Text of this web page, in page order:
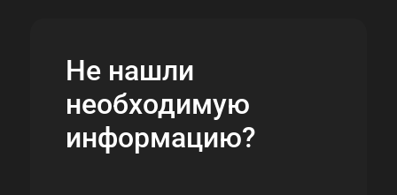
Не нашли
необходимую
информацию?